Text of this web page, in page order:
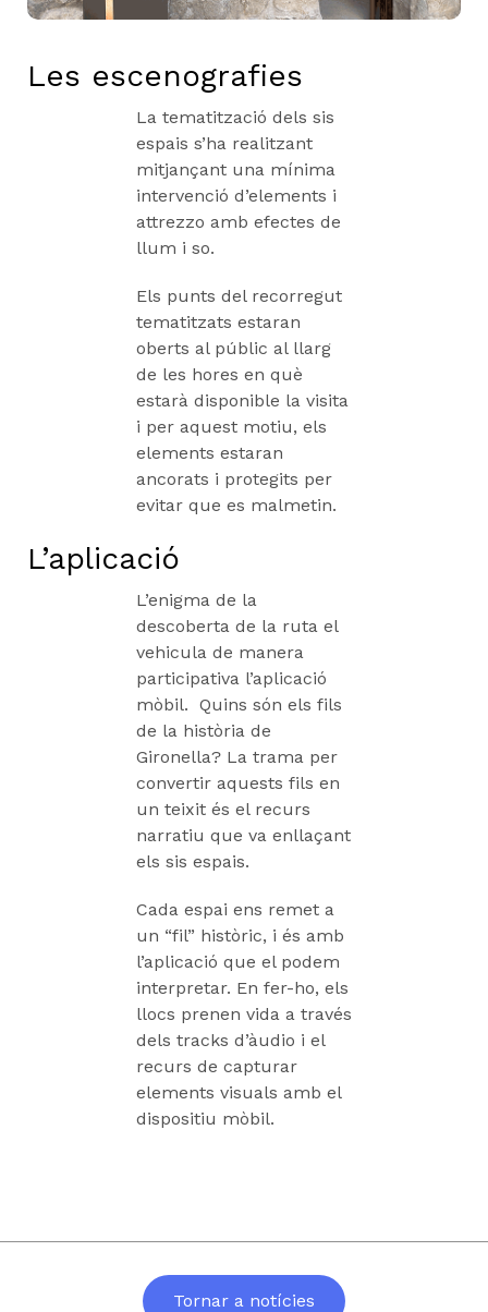
Les escenografies
La tematització dels sis
espais s’ha realitzant
mitjançant una mínima
interven­ció d’elements i
attrezzo amb efectes de
llum i so.
Els punts del recorregut
tematitzats estaran
oberts al públic al llarg
de les ho­res en què
estarà disponible la visita
i per aquest motiu, els
elements esta­ran
ancorats i protegits per
evitar que es malmetin.
L’aplicació
L’enigma de la
descoberta de la ruta el
vehicula de manera
participativa l’aplicació
mòbil. Quins són els fils
de la història de
Gironella? La trama per
conver­tir aquests fils en
un teixit és el recurs
narratiu que va enllaçant
els sis espais.
Cada espai ens remet a
un “fil” històric, i és amb
l’aplicació que el podem
interpretar. En fer-ho, els
llocs prenen vida a través
dels tracks d’àudio i el
recurs de capturar
elements visuals amb el
dispositiu mòbil.
Tornar a notícies